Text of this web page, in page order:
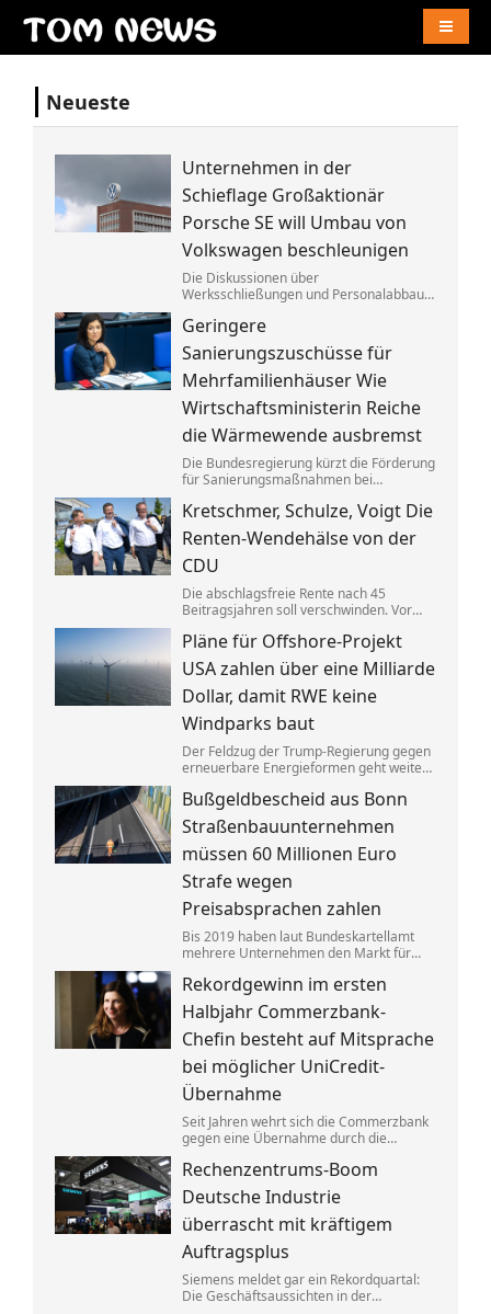
Neueste
Unternehmen in der
Schieflage Großaktionär
Porsche SE will Umbau von
Volkswagen beschleunigen
Die Diskussionen über
Werksschließungen und Personalabbau
Clan zu lange. Die Familie fordert die
Aufgabe von »Denkverboten«.
Geringere
Sanierungszuschüsse für
Mehrfamilienhäuser Wie
Wirtschaftsministerin Reiche
die Wärmewende ausbremst
Die Bundesregierung kürzt die Förderung
für Sanierungsmaßnahmen bei
nicht zuletzt Mieter. Und die Klimaziele
dürften so kaum noch zu erreichen sein.
Kretschmer, Schulze, Voigt Die
Renten-Wendehälse von der
CDU
Die abschlagsfreie Rente nach 45
Beitragsjahren soll verschwinden. Vor
Dabei vertraten die CDU-
Ministerpräsidenten noch vor Kurzem
das Gegenteil dessen, was sie jetzt
sagen.
Pläne für Offshore-Projekt
USA zahlen über eine Milliarde
Dollar, damit RWE keine
Windparks baut
Der Feldzug der Trump-Regierung gegen
erneuerbare Energieformen geht weiter:
in den USA geplante große
Windkraftprojekte auf – gegen eine
üppige Entschädigung.
Bußgeldbescheid aus Bonn
Straßenbauunternehmen
müssen 60 Millionen Euro
Strafe wegen
Preisabsprachen zahlen
Bis 2019 haben laut Bundeskartellamt
mehrere Unternehmen den Markt für
aufgeteilt. Um die verbotenen
Absprachen zu verschleiern, wurden
Codewörter verwendet.
Rekordgewinn im ersten
Halbjahr Commerzbank-
Chefin besteht auf Mitsprache
bei möglicher UniCredit-
Übernahme
Seit Jahren wehrt sich die Commerzbank
gegen eine Übernahme durch die
kräftiger Gewinnsprung sorgt für neues
Selbstbewusstsein.
Rechenzentrums-Boom
Deutsche Industrie
überrascht mit kräftigem
Auftragsplus
Siemens meldet gar ein Rekordquartal:
Die Geschäftsaussichten in der